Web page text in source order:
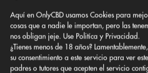
Aquí en OnlyCBD usamos Cookies para
cosas que a nadie le importan, pero las
nos obligan jeje. Use Politíca y Privacidad.
¿Tienes menos de 18 años?
su consentimiento a este servicio para ver
padres o tutores que acepten el servicio
AMNESIA OG